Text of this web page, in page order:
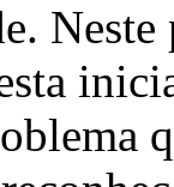
Neste